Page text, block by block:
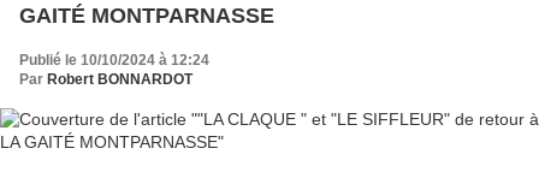
GAITÉ MONTPARNASSE
Publié le 10/10/2024 à 12:24
Par Robert BONNARDOT